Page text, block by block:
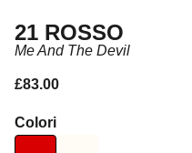
21 ROSSO
Me And The Devil
Prezzo scontato
£83.00
Colori